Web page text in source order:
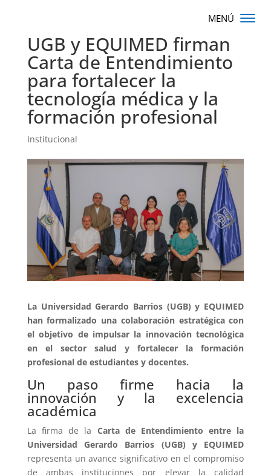
UGB y EQUIMED firman
Carta de Entendimiento
para fortalecer la
tecnología médica y la
formación profesional
Institucional
La Universidad Gerardo Barrios (UGB) y EQUIMED
han formalizado una colaboración estratégica con
el objetivo de impulsar la innovación tecnológica
en el sector salud y fortalecer la formación
profesional de estudiantes y docentes.
Un paso firme hacia la
innovación y la excelencia
académica
La firma de la Carta de Entendimiento entre la
Universidad Gerardo Barrios (UGB) y EQUIMED
representa un avance significativo en el compromiso
de ambas instituciones por elevar la calidad